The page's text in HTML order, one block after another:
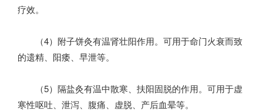
疗效。
（4）附子饼灸有温肾壮阳作用。可用于命门火衰而致
的遗精、阳痿、早泄等。
（5）隔盐灸有温中散寒、扶阳固脱的作用。可用于虚
寒性呕吐、泄泻、腹痛、虚脱、产后血晕等。